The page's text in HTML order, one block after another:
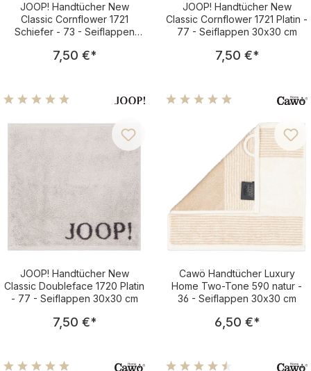
JOOP! Handtücher New
Classic Cornflower 1721
Schiefer - 73 - Seiflappen
Regulärer Preis:
7,50 €*
JOOP! Handtücher New
Classic Cornflower 1721 Platin -
77 - Seiflappen 30x30 cm
Regulärer
7,50 €*
JOOP! Handtücher New
Classic Doubleface 1720 Platin
- 77 - Seiflappen 30x30 cm
Regulärer Preis:
7,50 €*
Cawö Handtücher Luxury
Home Two-Tone 590 natur -
36 - Seiflappen 30x30 cm
Regulärer
6,50 €*